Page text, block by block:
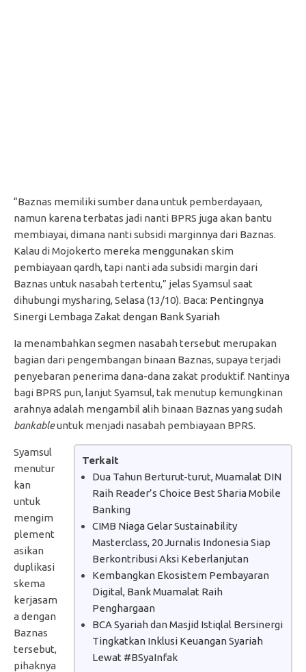
“Baznas memiliki sumber dana untuk pemberdayaan,
namun karena terbatas jadi nanti BPRS juga akan bantu
membiayai, dimana nanti subsidi marginnya dari Baznas.
Kalau di Mojokerto mereka menggunakan skim
pembiayaan qardh, tapi nanti ada subsidi margin dari
Baznas untuk nasabah tertentu,” jelas Syamsul saat
dihubungi mysharing, Selasa (13/10). Baca: Pentingnya
Sinergi Lembaga Zakat dengan Bank Syariah
Ia menambahkan segmen nasabah tersebut merupakan
bagian dari pengembangan binaan Baznas, supaya terjadi
penyebaran penerima dana-dana zakat produktif. Nantinya
bagi BPRS pun, lanjut Syamsul, tak menutup kemungkinan
arahnya adalah mengambil alih binaan Baznas yang sudah
bankableuntuk menjadi nasabah pembiayaan BPRS.
Terkait
Dua Tahun Berturut-turut, Muamalat DIN
Raih Reader’s Choice Best Sharia Mobile
Banking
CIMB Niaga Gelar Sustainability
Masterclass, 20 Jurnalis Indonesia Siap
Berkontribusi Aksi Keberlanjutan
Kembangkan Ekosistem Pembayaran
Digital, Bank Muamalat Raih
Penghargaan
BCA Syariah dan Masjid Istiqlal Bersinergi
Tingkatkan Inklusi Keuangan Syariah
Lewat #BSyaInfak
Syamsul
menutur
kan
untuk
mengim
plement
asikan
duplikasi
skema
kerjasam
a dengan
Baznas
tersebut,
pihaknya